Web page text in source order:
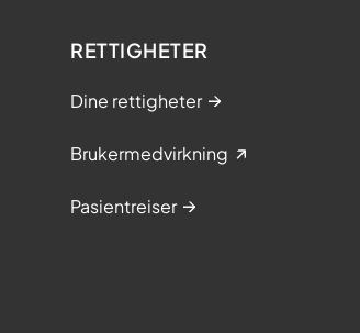
RETTIGHETER
Dine rettigheter
Brukermedvirkning
Pasientreiser